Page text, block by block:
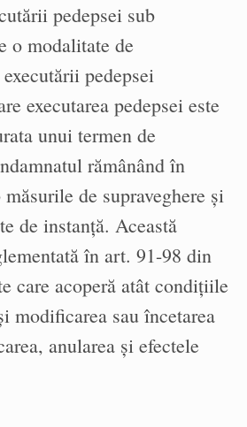
pedepsei sub
o modalitate de
pedepsei
executarea pedepsei este
unui termen de
rămânând în
de supraveghere și
de instanță. Această
în art. 91-98 din
care acoperă atât condițiile
modificarea sau încetarea
anularea și efectele